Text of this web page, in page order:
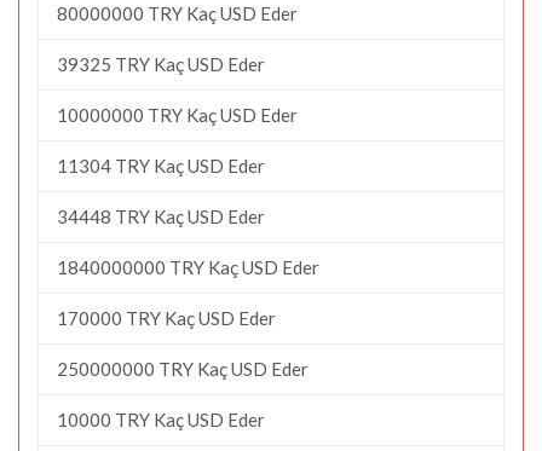
80000000 TRY Kaç USD Eder
39325 TRY Kaç USD Eder
10000000 TRY Kaç USD Eder
11304 TRY Kaç USD Eder
34448 TRY Kaç USD Eder
1840000000 TRY Kaç USD Eder
170000 TRY Kaç USD Eder
250000000 TRY Kaç USD Eder
10000 TRY Kaç USD Eder